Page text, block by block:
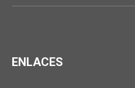
ENLACES